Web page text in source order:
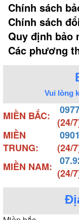
Chính sách
Chính sách
Quy định bảo
Các phương
Vui lòng
MIỀN BẮC: (24/
MIỀN
TRUNG:
(24/
MIỀN NAM: (24/